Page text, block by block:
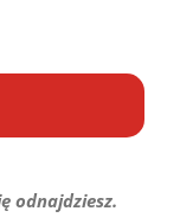
odnajdziesz.